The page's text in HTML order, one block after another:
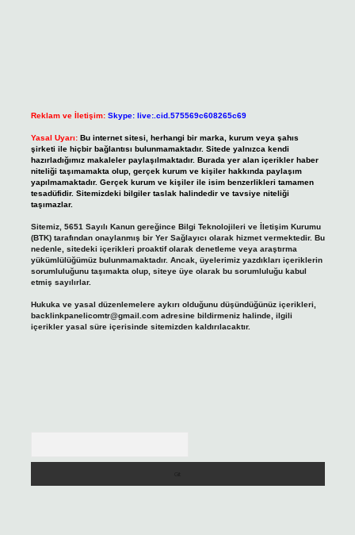
Reklam ve İletişim: Skype: live:.cid.575569c608265c69
Yasal Uyarı: Bu internet sitesi, herhangi bir marka, kurum veya şahıs
şirketi ile hiçbir bağlantısı bulunmamaktadır. Sitede yalnızca kendi
hazırladığımız makaleler paylaşılmaktadır. Burada yer alan içerikler haber
niteliği taşımamakta olup, gerçek kurum ve kişiler hakkında paylaşım
yapılmamaktadır. Gerçek kurum ve kişiler ile isim benzerlikleri tamamen
tesadüfidir. Sitemizdeki bilgiler taslak halindedir ve tavsiye niteliği
taşımazlar.
Sitemiz, 5651 Sayılı Kanun gereğince Bilgi Teknolojileri ve İletişim Kurumu
(BTK) tarafından onaylanmış bir Yer Sağlayıcı olarak hizmet vermektedir. Bu
nedenle, sitedeki içerikleri proaktif olarak denetleme veya araştırma
yükümlülüğümüz bulunmamaktadır. Ancak, üyelerimiz yazdıkları içeriklerin
sorumluluğunu taşımakta olup, siteye üye olarak bu sorumluluğu kabul
etmiş sayılırlar.
Hukuka ve yasal düzenlemelere aykırı olduğunu düşündüğünüz içerikleri,
backlinkpanelicomtr@gmail.comadresine bildirmeniz halinde, ilgili
içerikler yasal süre içerisinde sitemizden kaldırılacaktır.